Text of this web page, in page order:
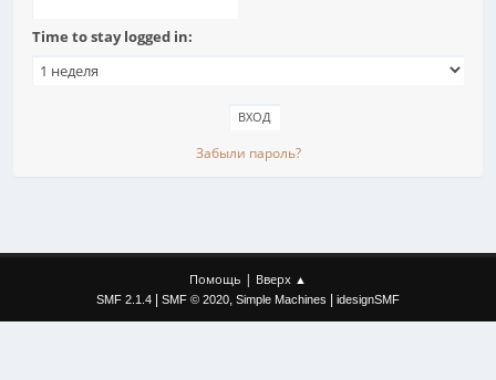
Time to stay logged in:
Забыли пароль?
Помощь | Вверх ▲
SMF 2.1.4 SMF © 2020, Simple Machines idesignSMF